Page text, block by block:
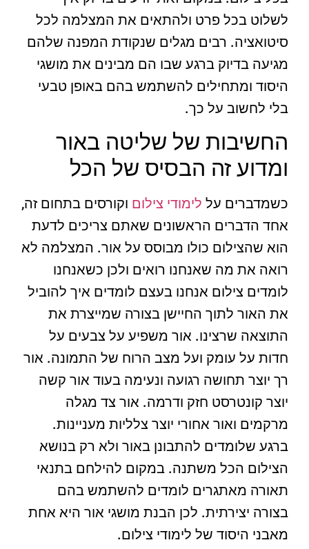
לשלוט בכל פרט ולהתאים את המצלמה לכל
סיטואציה. רבים מגלים שנקודת המפנה שלהם
מגיעה בדיוק ברגע שבו הם מבינים את מושגי
היסוד ומתחילים להשתמש בהם באופן טבעי
בלי לחשוב על כך.
החשיבות של שליטה באור
ומדוע זה הבסיס של הכל
כשמדברים על לימודי צילום וקורסים בתחום זה,
אחד הדברים הראשונים שאתם צריכים לדעת
הוא שהצילום כולו מבוסס על אור. המצלמה לא
רואה את מה שאנחנו רואים ולכן כשאנחנו
לומדים צילום אנחנו בעצם לומדים איך להוביל
את האור לתוך החיישן בצורה שמייצרת את
התוצאה שרצינו. אור משפיע על צבעים על
חדות על עומק ועל מצב הרוח של התמונה. אור
רך יוצר תחושה רגועה ונעימה בעוד אור קשה
יוצר קונטרסט חזק ודרמה. אור צד מגלה
מרקמים ואור אחורי יוצר צלליות מעניינות.
ברגע שלומדים להתבונן באור ולא רק בנושא
הצילום הכל משתנה. במקום להילחם בתנאי
תאורה מאתגרים לומדים להשתמש בהם
בצורה יצירתית. לכן הבנת מושגי אור היא אחת
מאבני היסוד של לימודי צילום.